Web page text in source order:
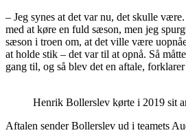
– Jeg synes at det var nu, det skulle
med at køre en fuld sæson, men jeg
sæson i troen om, at det ville være
at holde stik – det var til at opnå. Så
gang til, og så blev det en aftale, forklarer
Henrik Bollerslev kørte i 2019 sit
Aftalen sender Bollerslev ud i teamets